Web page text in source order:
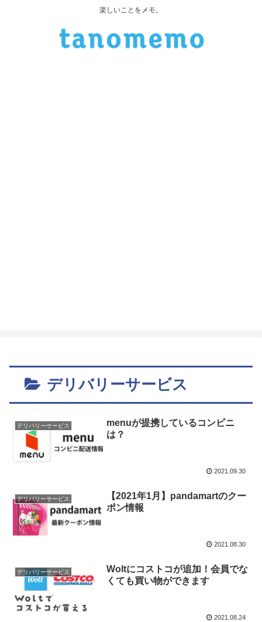
楽しいことをメモ。
デリバリーサービス
デリバリーサービス
menuが提携しているコンビニ
は？
2021.09.30
デリバリーサービス
【2021年1月】pandamartのクー
ポン情報
2021.08.30
デリバリーサービス
Woltにコストコが追加！会員でな
くても買い物ができます
2021.08.24